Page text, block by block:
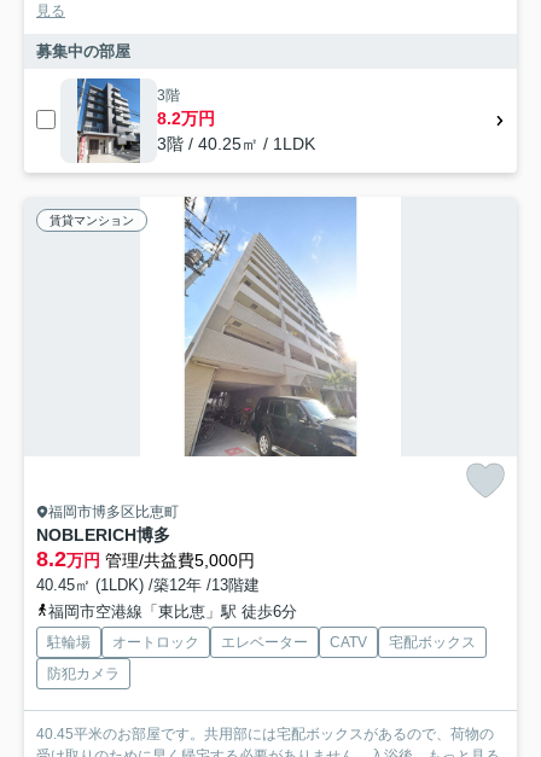
見る
募集中の部屋
3階
8.2万円
3階 / 40.25㎡ / 1LDK
賃貸マンション
福岡市博多区比恵町
NOBLERICH博多
8.2万円 管理/共益費5,000円
40.45㎡ (1LDK) /築12年 /13階建
福岡市空港線「東比恵」駅 徒歩6分
駐輪場 オートロック エレベーター CATV
宅配ボックス
防犯カメラ
40.45平米のお部屋です。共用部には宅配ボックスがあるので、荷物の